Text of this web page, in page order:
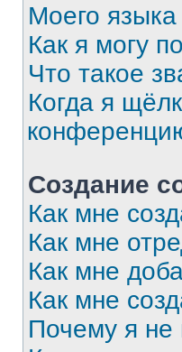
Моего языка
Как я могу
Что такое
Когда я
Создание
Как мне
Как мне
Как мне
Как мне
Почему я не